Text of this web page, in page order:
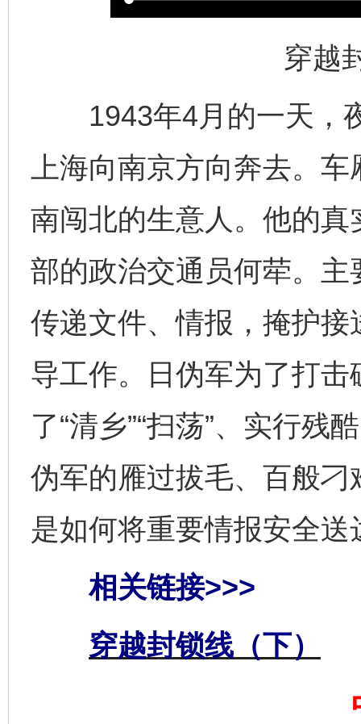
穿越
1943年4月的一天，
上海向南京方向奔去。
南闯北的生意人。他的
部的政治交通员何荦。
传递文件、情报，掩护
导工作。日伪军为了打
了“清乡”“扫荡”、实行残
伪军的雁过拔毛、百般
是如何将重要情报安全
相关链接>>>
穿越封锁线（下）
揭开“小金库”的免责幌子
受贿1.44亿！段成刚被判无期 从幼
全民健身五年计划来了！等你上场